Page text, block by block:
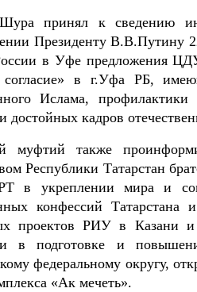
принял к сведению
Президенту В.В.Путину
в Уфе предложения
в г.Уфа РБ,
Ислама,
достойных кадров
муфтий также
Республики Татарстан
укреплении мира и
конфессий
проектов РИУ в Казани
в подготовке и
федеральному округу,
«Ак мечеть».